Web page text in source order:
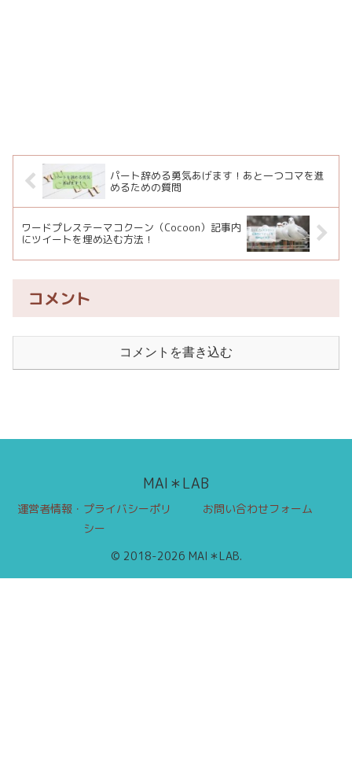
パート辞める勇気あげます！あと一つコマを進
めるための質問
ワードプレステーマコクーン（Cocoon）記事内
にツイートを埋め込む方法！
コメント
コメントを書き込む
MAI＊LAB
運営者情報・プライバシーポリ
シー
お問い合わせフォーム
© 2018-2026 MAI＊LAB.